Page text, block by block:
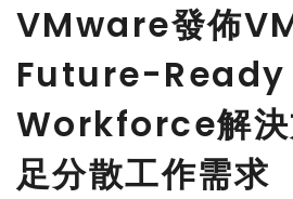
VMware發佈
Future-Ready
Workforce解決
足分散工作需求